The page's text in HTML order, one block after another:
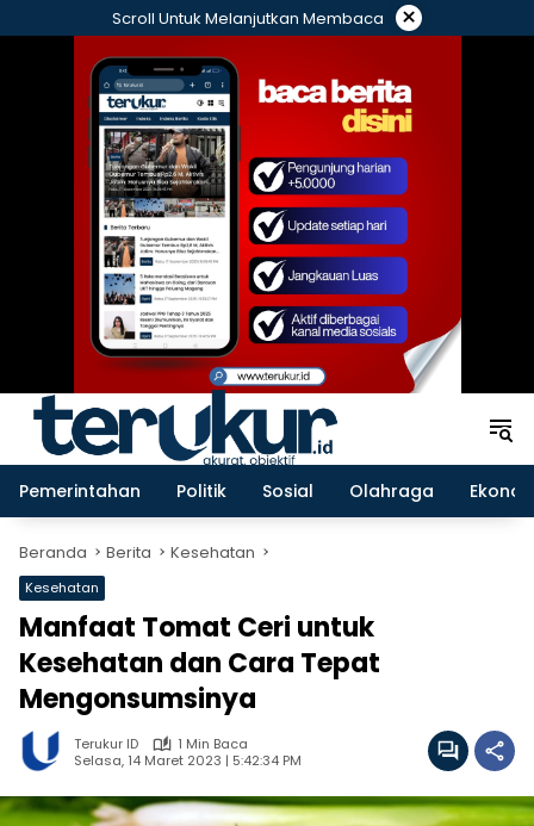
ke
Scroll Untuk Melanjutkan Membaca ×
Pemerintahan Politik Sosial Olahraga
Beranda Berita Kesehatan
Kesehatan
Manfaat Tomat Ceri untuk
Kesehatan dan Cara Tepat
Mengonsumsinya
Terukur ID
1 Min Baca
Selasa, 14 Maret 2023 | 5:42:34 PM